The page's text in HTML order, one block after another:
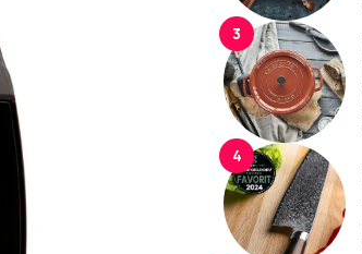
3
4